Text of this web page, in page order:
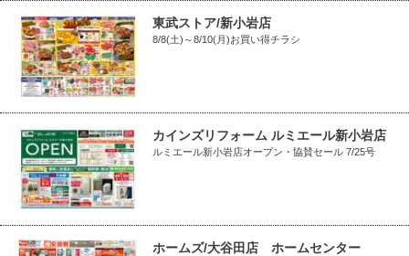
東武ストア/新小岩店
8/8(土)～8/10(月)お買い得チラシ
カインズリフォーム ルミエール新小岩店
ルミエール新小岩店オープン・協賛セール 7/25号
ホームズ/大谷田店 ホームセンター